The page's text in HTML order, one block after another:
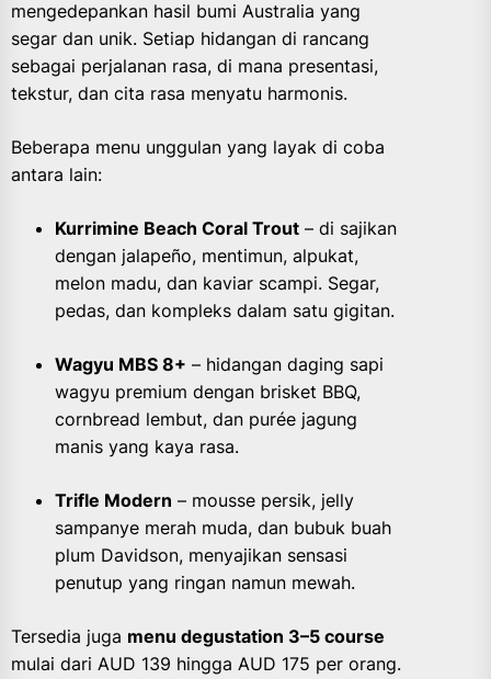
mengedepankan hasil bumi Australia yang
segar dan unik. Setiap hidangan di rancang
sebagai perjalanan rasa, di mana presentasi,
tekstur, dan cita rasa menyatu harmonis.
Beberapa menu unggulan yang layak di coba
antara lain:
Kurrimine Beach Coral Trout – di sajikan
dengan jalapeño, mentimun, alpukat,
melon madu, dan kaviar scampi. Segar,
pedas, dan kompleks dalam satu gigitan.
Wagyu MBS 8+ – hidangan daging sapi
wagyu premium dengan brisket BBQ,
cornbread lembut, dan purée jagung
manis yang kaya rasa.
Trifle Modern – mousse persik, jelly
sampanye merah muda, dan bubuk buah
plum Davidson, menyajikan sensasi
penutup yang ringan namun mewah.
Tersedia juga menu degustation 3–5 course
mulai dari AUD 139 hingga AUD 175 per orang.